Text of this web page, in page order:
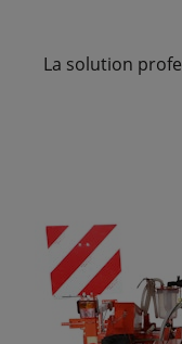
La solution